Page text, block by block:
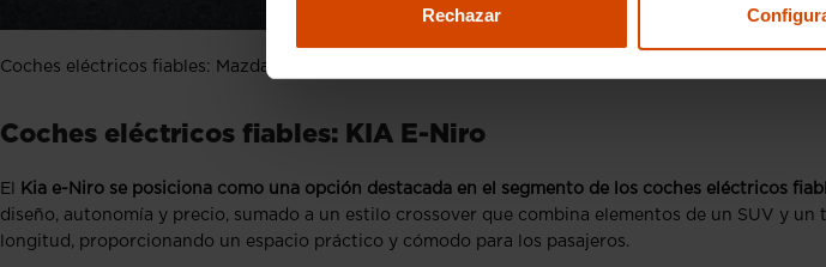
Rechazar
Coches eléctricos fiables: Mazda MX-30
Coches eléctricos fiables: KIA E-Niro
El Kia e-Niro se posiciona como una opción destacada en el segmento de los coches eléctricos
diseño, autonomía y precio, sumado a un estilo crossover que combina elementos de un SUV y un
longitud, proporcionando un espacio práctico y cómodo para los pasajeros.